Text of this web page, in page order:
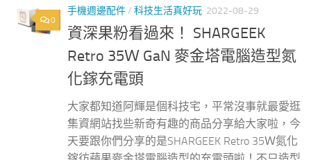
0
手機週邊配件/ 科技生活真好玩 2022-08-29
資深果粉看過來！ SHARGEEK
Retro 35Ｗ GaN 麥金塔電腦造型氮
化鎵充電頭
大家都知道阿輝是個科技宅，平常沒事就最愛逛
集資網站找些新奇有趣的商品分享給大家啦，今
天要跟你們分享的是SHARGEEK Retro 35Ｗ氮化